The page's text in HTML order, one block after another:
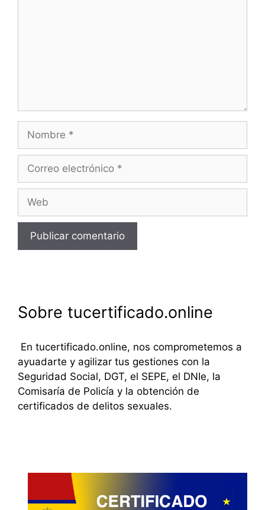
Nombre
Correo
Web
Sobre tucertificado.online
En tucertificado.online, nos comprometemos a
ayuadarte y agilizar tus gestiones con la
Seguridad Social, DGT, el SEPE, el DNIe, la
Comisaría de Policía y la obtención de
certificados de delitos sexuales.